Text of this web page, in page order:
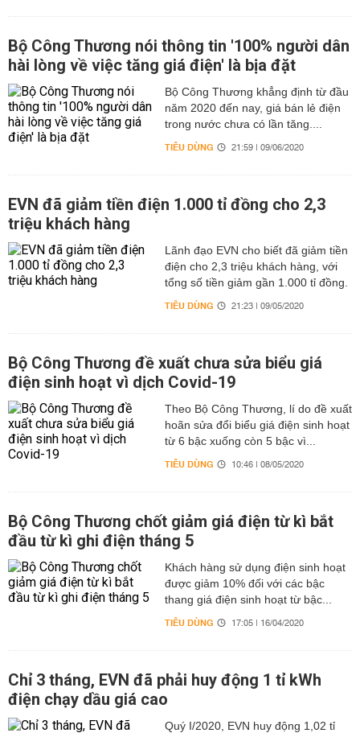
Bộ Công Thương nói thông tin '100% người dân
hài lòng về việc tăng giá điện' là bịa đặt
Bộ Công Thương khẳng định từ đầu
năm 2020 đến nay, giá bán lẻ điện
trong nước chưa có lần tăng....
TIÊU DÙNG 21:59 | 09/06/2020
EVN đã giảm tiền điện 1.000 tỉ đồng cho 2,3
triệu khách hàng
Lãnh đạo EVN cho biết đã giảm tiền
điện cho 2,3 triệu khách hàng, với
tổng số tiền giảm gần 1.000 tỉ đồng.
TIÊU DÙNG 21:23 | 09/05/2020
Bộ Công Thương đề xuất chưa sửa biểu giá
điện sinh hoạt vì dịch Covid-19
Theo Bộ Công Thương, lí do đề xuất
hoãn sửa đổi biểu giá điện sinh hoạt
từ 6 bậc xuống còn 5 bậc vì...
TIÊU DÙNG 10:46 | 08/05/2020
Bộ Công Thương chốt giảm giá điện từ kì bắt
đầu từ kì ghi điện tháng 5
Khách hàng sử dụng điện sinh hoạt
được giảm 10% đối với các bậc
thang giá điện sinh hoạt từ bậc...
TIÊU DÙNG 17:05 | 16/04/2020
Chỉ 3 tháng, EVN đã phải huy động 1 tỉ kWh
điện chạy dầu giá cao
Quý I/2020, EVN huy động 1,02 tỉ